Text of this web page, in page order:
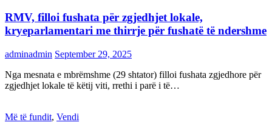
RMV, filloi fushata për zgjedhjet lokale,
kryeparlamentari me thirrje për fushatë të ndershme
adminadmin September 29, 2025
Nga mesnata e mbrëmshme (29 shtator) filloi fushata zgjedhore për
zgjedhjet lokale të këtij viti, rrethi i parë i të…
Më të fundit, Vendi